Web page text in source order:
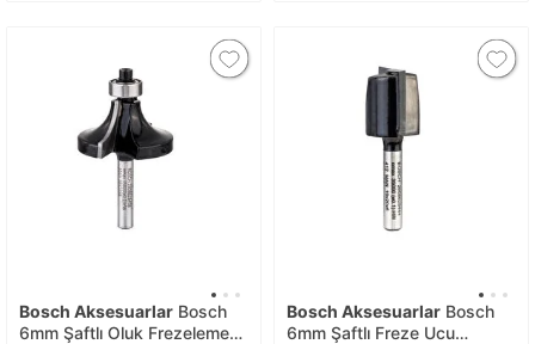
Bosch Aksesuarlar Bosch
6mm Şaftlı Oluk Frezeleme
Bosch Aksesuarlar Bosch
6mm Şaftlı Freze Ucu